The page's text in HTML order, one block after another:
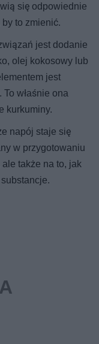
się odpowiednie
to zmienić.
jest dodanie
olej kokosowy lub
jest
właśnie ona
kurkuminy.
napój staje się
w przygotowaniu
także na to, jak